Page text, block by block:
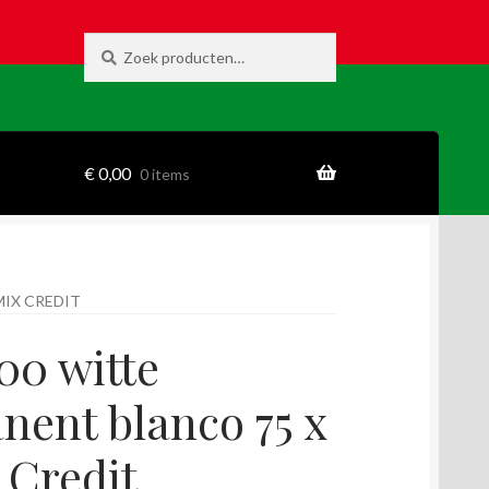
naar:
€0,00 0 items
CREDIT
witte
blanco 75 x
Credit